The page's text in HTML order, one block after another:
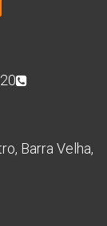
, Barra Velha,